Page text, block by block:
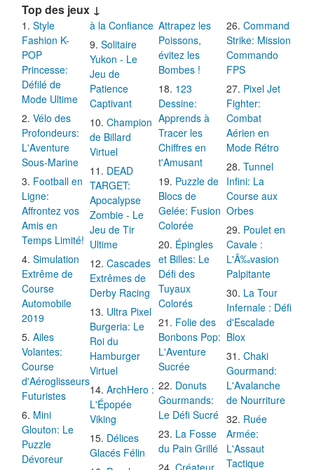
Top des jeux ↓
Style
Fashion K-
POP
Princesse:
Défilé de
Mode Ultime
Vélo des
Profondeurs:
L'Aventure
Sous-Marine
Football en
Ligne:
Affrontez vos
Amis en
Temps Limité!
Simulation
Extrême de
Course
Automobile
2019
Ailes
Volantes:
Course
d'Aéroglisseurs
Futuristes
Mini
Glouton: Le
Puzzle
Dévoreur
à la Confiance
Solitaire
Yukon - Le
Jeu de
Patience
Captivant
Champion
de Billard
Virtuel
DEAD
TARGET:
Apocalypse
Zombie - Le
Jeu de Tir
Ultime
Cascades
Extrêmes de
Derby Racing
Ultra Pixel
Burgeria: Le
Roi du
Hamburger
Virtuel
ArchHero :
L'Épopée
Viking
Délices
Glacés Félin
Attrapez les
Poissons,
évitez les
Bombes !
123
Dessine:
Apprends à
Tracer les
Chiffres en
t'Amusant
Puzzle de
Blocs de
Gelée: Fusion
Colorée
Épingles
et Billes: Le
Défi des
Tuyaux
Colorés
Folie des
Bonbons Pop:
L'Aventure
Sucrée
Donuts
Gourmands:
Le Défi Sucré
La Fosse
du Pain Grillé
Créateur
Command
Strike: Mission
Commando
FPS
Pixel Jet
Fighter:
Combat
Aérien en
Mode Rétro
Tunnel
Infini: La
Course aux
Orbes
Poulet en
Cavale :
L'Ã‰vasion
Palpitante
La Tour
Infernale : Défi
d'Escalade
Blox
Chaki
Gourmand:
L'Avalanche
de Nourriture
Ruée
Armée:
L'Assaut
Tactique